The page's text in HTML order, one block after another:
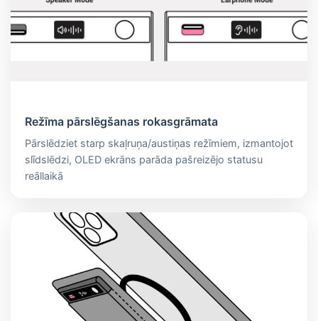
Režīma pārslēgšanas rokasgrāmata
Pārslēdziet starp skaļruņa/austiņas režīmiem, izmantojot
slīdslēdzi, OLED ekrāns parāda pašreizējo statusu
reāllaikā